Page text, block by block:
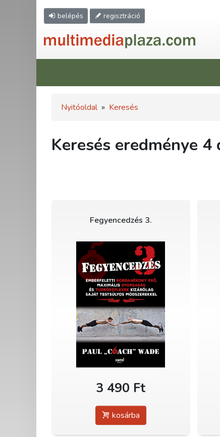
belépés regisztráció
Nyitóoldal » Keresés
Keresés eredménye
Fegyencedzés 3.
3 490 Ft
kosárba